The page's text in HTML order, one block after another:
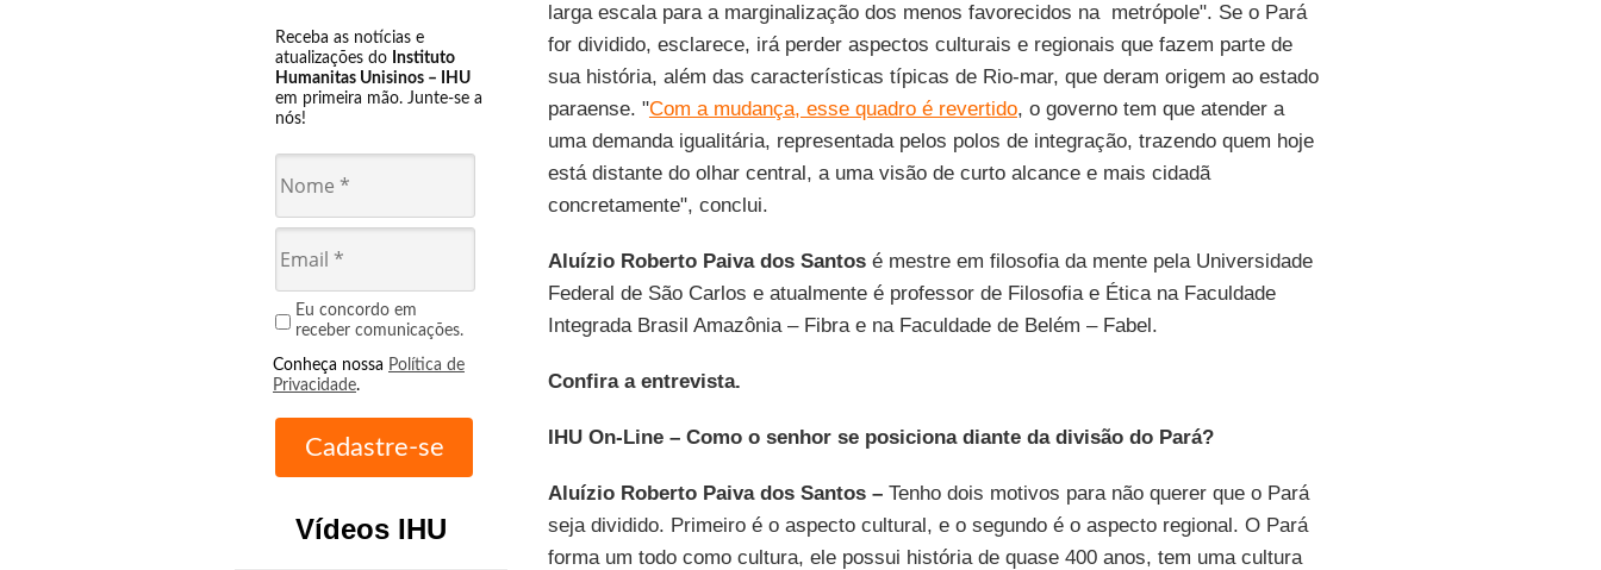
Receba as notícias e
atualizações do Instituto
Humanitas Unisinos – IHU
em primeira mão. Junte-se a
nós!
Eu concordo em
receber comunicações.
Conheça nossa Política de
Privacidade.
Vídeos IHU
larga escala para a marginalização dos menos favorecidos na metrópole". Se o Pará
for dividido, esclarece, irá perder aspectos culturais e regionais que fazem parte de
sua história, além das características típicas de Rio-mar, que deram origem ao estado
paraense. "Com a mudança, esse quadro é revertido, o governo tem que atender a
uma demanda igualitária, representada pelos polos de integração, trazendo quem hoje
está distante do olhar central, a uma visão de curto alcance e mais cidadã
concretamente", conclui.
Aluízio Roberto Paiva dos Santosé mestre em filosofia da mente pela Universidade
Federal de São Carlos e atualmente é professor de Filosofia e Ética na Faculdade
Integrada Brasil Amazônia – Fibra e na Faculdade de Belém – Fabel.
Confira a entrevista.
IHU On-Line – Como o senhor se posiciona diante da divisão do Pará?
Aluízio Roberto Paiva dos Santos –Tenho dois motivos para não querer que o Pará
seja dividido. Primeiro é o aspecto cultural, e o segundo é o aspecto regional. O Pará
forma um todo como cultura, ele possui história de quase 400 anos, tem uma cultura